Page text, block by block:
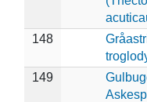
148
149